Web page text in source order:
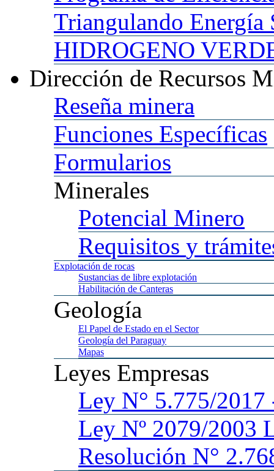
Triangulando Energía
HIDROGENO
Dirección de Recursos
Reseña minera
Funciones Específicas
Formularios
Minerales
Potencial Minero
Requisitos y
Explotación de rocas
Sustancias de libre explotación
Habilitación de Canteras
Geología
El Papel de Estado en el Sector
Geología del Paraguay
Mapas
Leyes Empresas
Ley N° 5.775/
Ley Nº 2079/2003
Resolución N°